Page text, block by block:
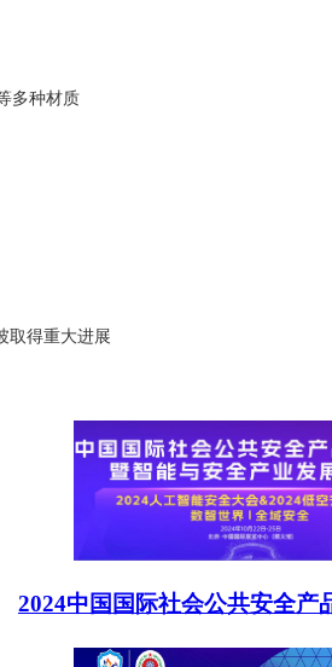
多种材质
取得重大进展
2024中国国际社会公共安全产